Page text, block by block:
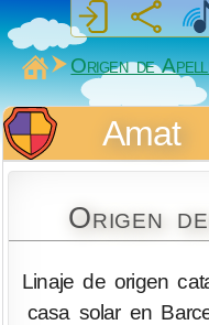
MiSabueso
Origen de
Amat
Origen
Linaje de origen
casa solar en